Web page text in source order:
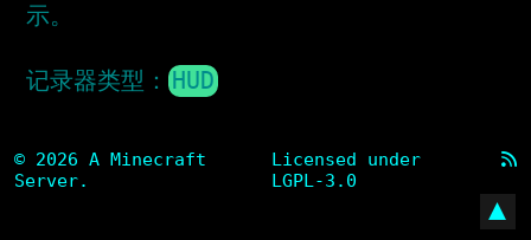
示。
记录器类型： HUD
▲
© 2026 A Minecraft
Server.
Licensed under
LGPL-3.0